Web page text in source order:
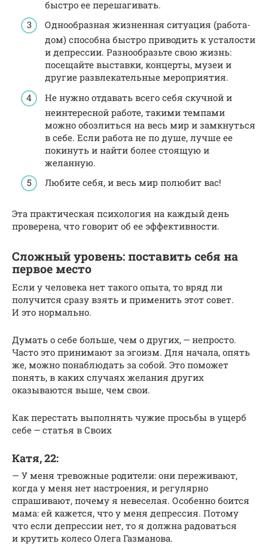
быстро ее перешагивать.
Однообразная жизненная ситуация (работа-
дом) способна быстро приводить к усталости
и депрессии. Разнообразьте свою жизнь:
посещайте выставки, концерты, музеи и
другие развлекательные мероприятия.
Не нужно отдавать всего себя скучной и
неинтересной работе, такими темпами
можно обозлиться на весь мир и замкнуться
в себе. Если работа не по душе, лучше ее
покинуть и найти более стоящую и
желанную.
Любите себя, и весь мир полюбит вас!
Эта практическая психология на каждый день
проверена, что говорит об ее эффективности.
Сложный уровень: поставить себя на
первое место
Если у человека нет такого опыта, то вряд ли
получится сразу взять и применить этот совет.
И это нормально.
Думать о себе больше, чем о других, — непросто.
Часто это принимают за эгоизм. Для начала, опять
же, можно понаблюдать за собой. Это поможет
понять, в каких случаях желания других
оказываются выше, чем свои.
Как перестать выполнять чужие просьбы в ущерб
себе — статья в Своих
Катя, 22:
— У меня тревожные родители: они переживают,
когда у меня нет настроения, и регулярно
спрашивают, почему я невеселая. Особенно боится
мама: ей кажется, что у меня депрессия. Потому
что если депрессии нет, то я должна радоваться
и крутить колесо Олега Газманова.